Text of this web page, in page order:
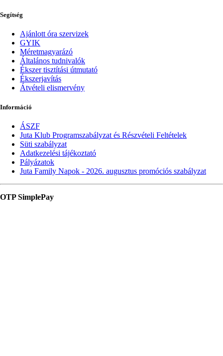
Segítség
Ajánlott óra szervizek
GYIK
Méretmagyarázó
Általános tudnivalók
Ékszer tisztítási útmutató
Ékszerjavítás
Átvételi elismervény
Információ
ÁSZF
Juta Klub Programszabályzat és Részvételi Feltételek
Süti szabályzat
Adatkezelési tájékoztató
Pályázatok
Juta Family Napok - 2026. augusztus promóciós szabályzat
OTP SimplePay